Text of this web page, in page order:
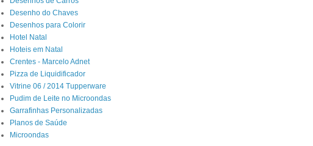
Desenho do Chaves
Desenhos para Colorir
Hotel Natal
Hoteis em Natal
Crentes - Marcelo Adnet
Pizza de Liquidificador
Vitrine 06 / 2014 Tupperware
Pudim de Leite no Microondas
Garrafinhas Personalizadas
Planos de Saúde
Microondas